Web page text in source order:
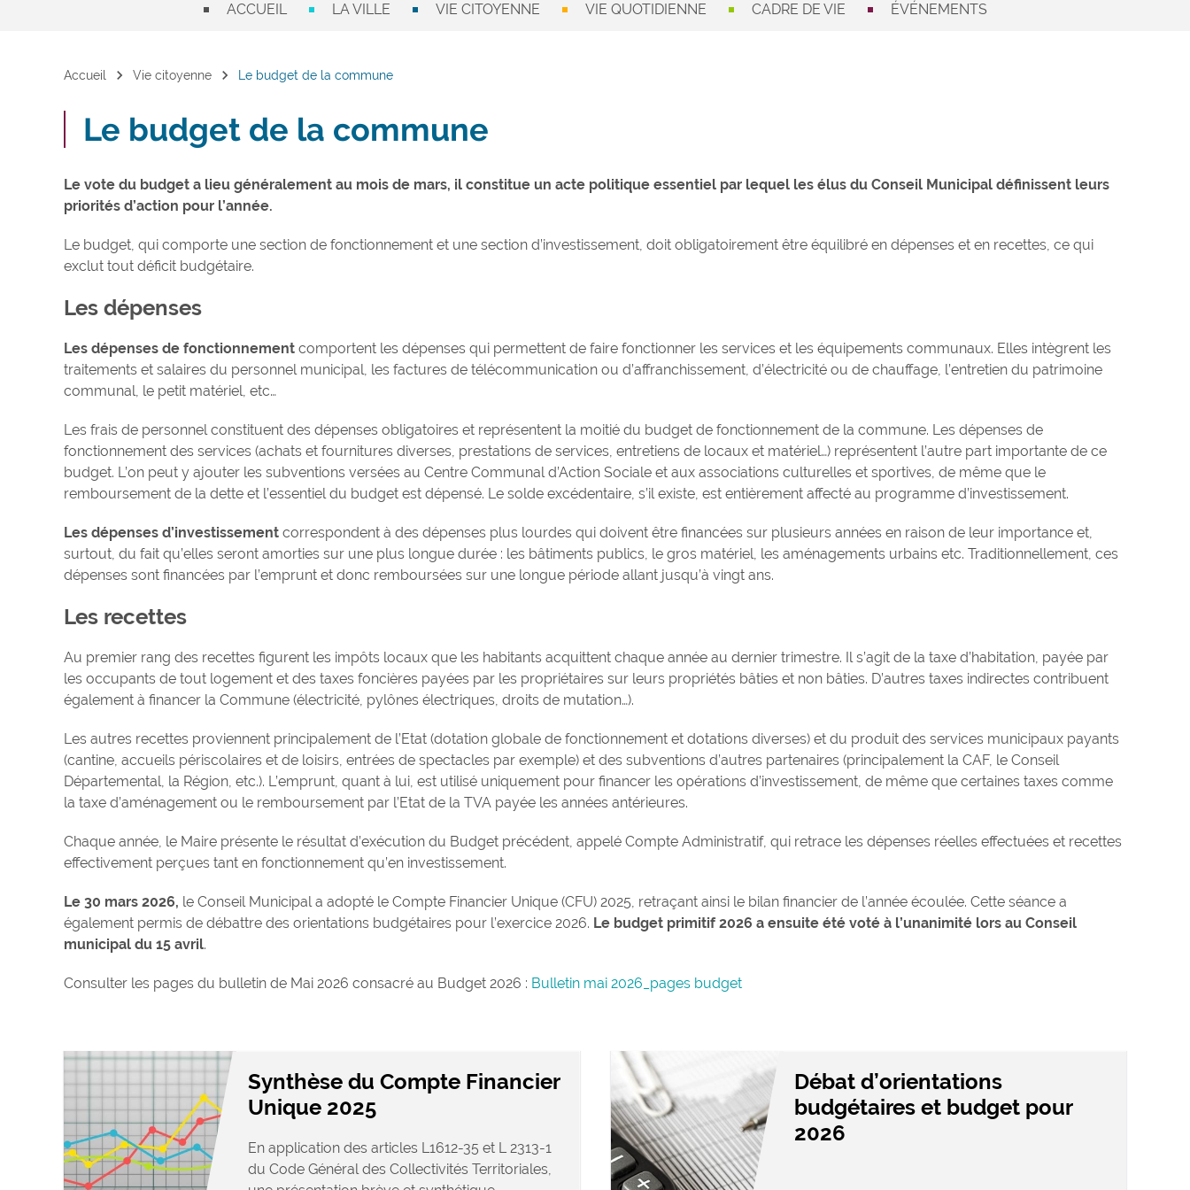
ACCUEIL LA VILLE VIE CITOYENNE VIE QUOTIDIENNE CADRE DE VIE ÉVÉNEMENTS
Accueil chevron_right Vie citoyenne chevron_right Le budget de la commune
Le budget de la commune
Le vote du budget a lieu généralement au mois de mars, il constitue un acte politique essentiel par lequel les élus du Conseil Municipal définissent leurs
priorités d’action pour l’année.
Le budget, qui comporte une section de fonctionnement et une section d’investissement, doit obligatoirement être équilibré en dépenses et en recettes, ce qui
exclut tout déficit budgétaire.
Les dépenses
Les dépenses de fonctionnement comportent les dépenses qui permettent de faire fonctionner les services et les équipements communaux. Elles intègrent les
traitements et salaires du personnel municipal, les factures de télécommunication ou d’affranchissement, d’électricité ou de chauffage, l’entretien du patrimoine
communal, le petit matériel, etc…
Les frais de personnel constituent des dépenses obligatoires et représentent la moitié du budget de fonctionnement de la commune. Les dépenses de
fonctionnement des services (achats et fournitures diverses, prestations de services, entretiens de locaux et matériel…) représentent l’autre part importante de ce
budget. L’on peut y ajouter les subventions versées au Centre Communal d’Action Sociale et aux associations culturelles et sportives, de même que le
remboursement de la dette et l’essentiel du budget est dépensé. Le solde excédentaire, s’il existe, est entièrement affecté au programme d’investissement.
Les dépenses d’investissement correspondent à des dépenses plus lourdes qui doivent être financées sur plusieurs années en raison de leur importance et,
surtout, du fait qu’elles seront amorties sur une plus longue durée : les bâtiments publics, le gros matériel, les aménagements urbains etc. Traditionnellement, ces
dépenses sont financées par l’emprunt et donc remboursées sur une longue période allant jusqu’à vingt ans.
Les recettes
Au premier rang des recettes figurent les impôts locaux que les habitants acquittent chaque année au dernier trimestre. Il s’agit de la taxe d’habitation, payée par
les occupants de tout logement et des taxes foncières payées par les propriétaires sur leurs propriétés bâties et non bâties. D’autres taxes indirectes contribuent
également à financer la Commune (électricité, pylônes électriques, droits de mutation…).
Les autres recettes proviennent principalement de l’Etat (dotation globale de fonctionnement et dotations diverses) et du produit des services municipaux payants
(cantine, accueils périscolaires et de loisirs, entrées de spectacles par exemple) et des subventions d’autres partenaires (principalement la CAF, le Conseil
Départemental, la Région, etc.). L’emprunt, quant à lui, est utilisé uniquement pour financer les opérations d’investissement, de même que certaines taxes comme
la taxe d’aménagement ou le remboursement par l’Etat de la TVA payée les années antérieures.
Chaque année, le Maire présente le résultat d’exécution du Budget précédent, appelé Compte Administratif, qui retrace les dépenses réelles effectuées et recettes
effectivement perçues tant en fonctionnement qu’en investissement.
Le 30 mars 2026, le Conseil Municipal a adopté le Compte Financier Unique (CFU) 2025, retraçant ainsi le bilan financier de l’année écoulée. Cette séance a
également permis de débattre des orientations budgétaires pour l’exercice 2026. Le budget primitif 2026 a ensuite été voté à l’unanimité lors au Conseil
municipal du 15 avril.
Consulter les pages du bulletin de Mai 2026 consacré au Budget 2026 : Bulletin mai 2026_pages budget
Synthèse du Compte Financier
Unique 2025
En application des articles L1612-35 et L 2313-1
du Code Général des Collectivités Territoriales,
Débat d’orientations
budgétaires et budget pour
2026